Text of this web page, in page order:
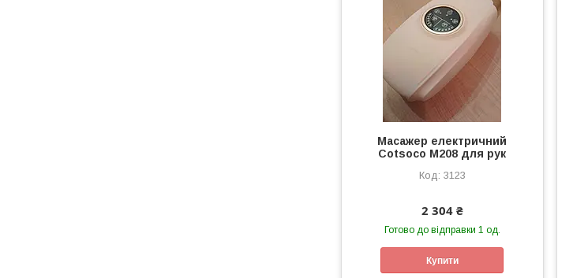
Масажер електричний
Cotsoco M208 для рук
3123
2 304 ₴
Готово до відправки 1 од.
Купити